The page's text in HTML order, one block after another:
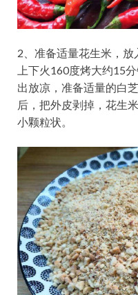
2、准备适量花生米，
上下火160度烤大约15
出放凉，准备适量的白
后，把外皮剥掉，花生
小颗粒状。